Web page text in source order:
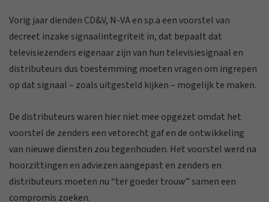
Vorig jaar dienden CD&V, N-VA en sp.a een voorstel van
decreet inzake signaalintegriteit in, dat bepaalt dat
televisiezenders eigenaar zijn van hun televisiesignaal en
distributeurs dus toestemming moeten vragen om ingrepen
op dat signaal – zoals uitgesteld kijken – mogelijk te maken.
De distributeurs waren hier niet mee opgezet omdat het
voorstel de zenders een vetorecht gaf en de ontwikkeling
van nieuwe diensten zou tegenhouden. Het voorstel werd na
hoorzittingen en adviezen aangepast en zenders en
distributeurs moeten nu “ter goeder trouw” samen een
compromis zoeken.